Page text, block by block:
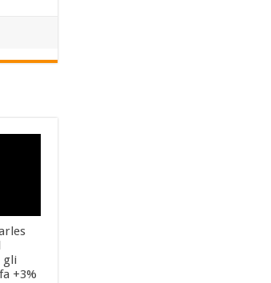
gli
+3%